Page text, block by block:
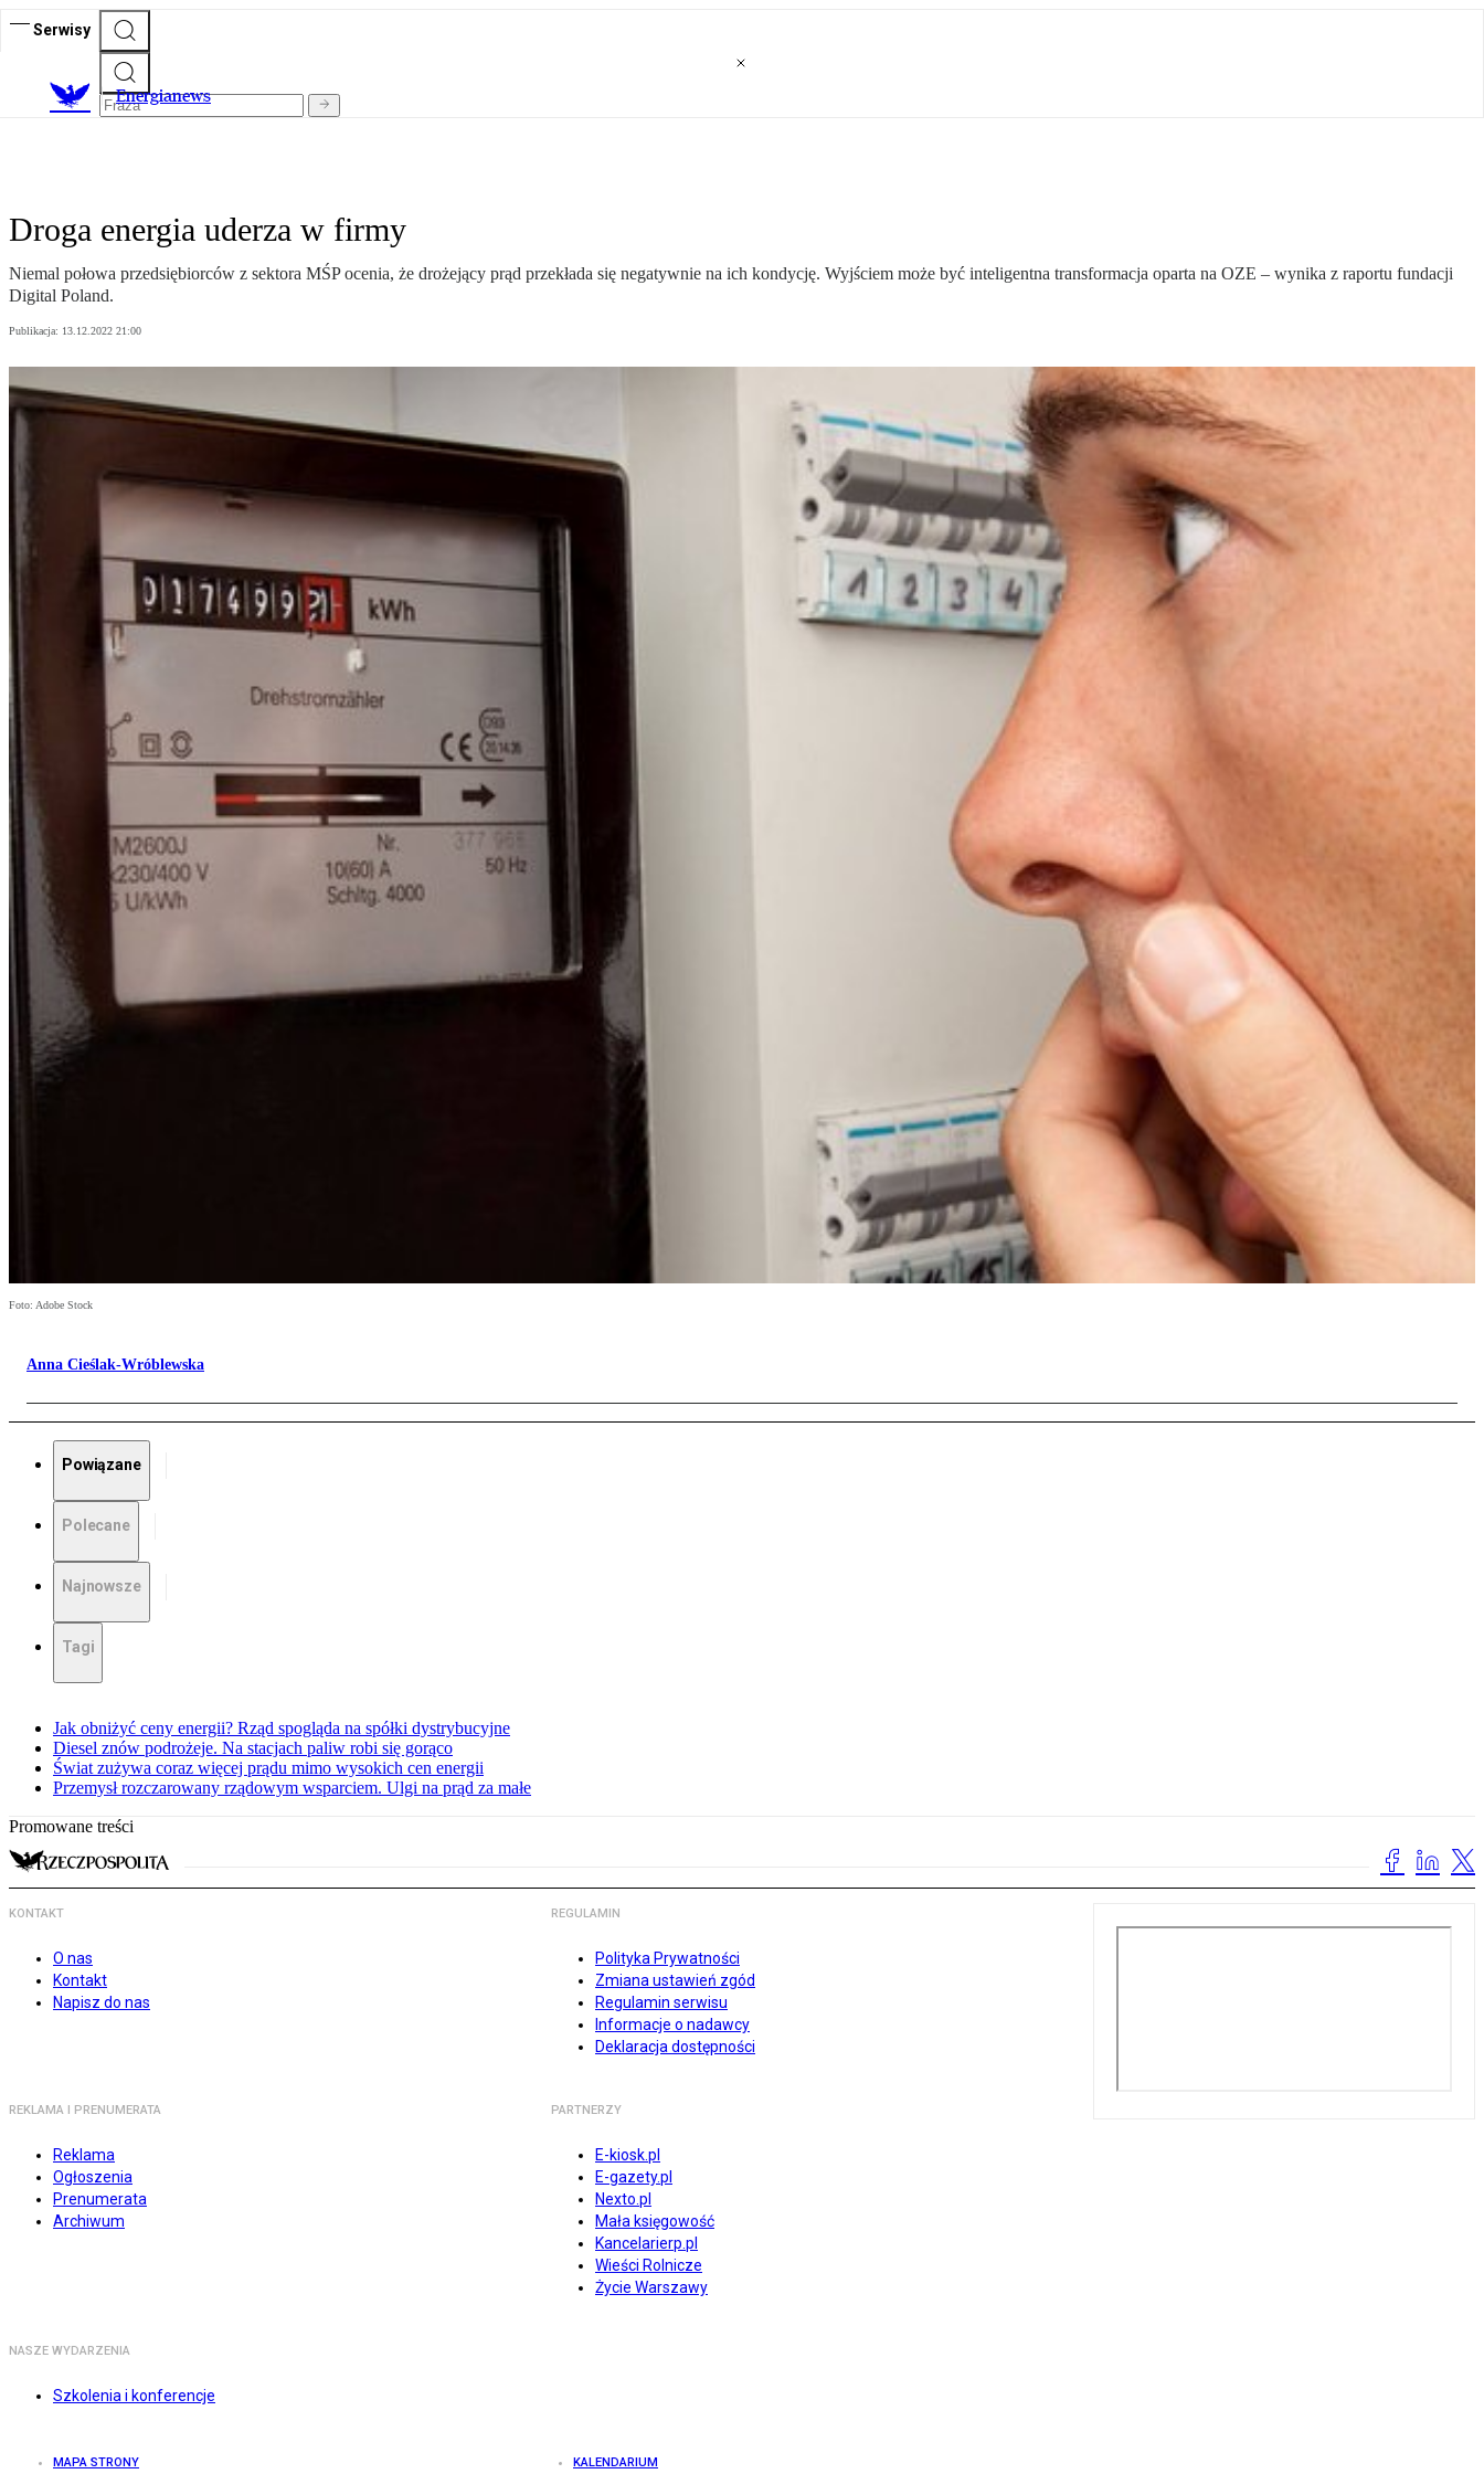
Serwisy
Energianews
Droga energia uderza w firmy
Niemal połowa przedsiębiorców z sektora MŚP ocenia, że drożejący prąd przekłada się negatywnie na ich kondycję. Wyjściem może być inteligentna transformacja oparta na OZE – wynika z raportu fundacji
Digital Poland.
Publikacja: 13.12.2022 21:00
Foto: Adobe Stock
Anna Cieślak-Wróblewska
Powiązane
Polecane
Najnowsze
Tagi
Jak obniżyć ceny energii? Rząd spogląda na spółki dystrybucyjne
Diesel znów podrożeje. Na stacjach paliw robi się gorąco
Świat zużywa coraz więcej prądu mimo wysokich cen energii
Przemysł rozczarowany rządowym wsparciem. Ulgi na prąd za małe
Promowane treści
KONTAKT
O nas
Kontakt
Napisz do nas
REGULAMIN
Polityka Prywatności
Zmiana ustawień zgód
Regulamin serwisu
Informacje o nadawcy
Deklaracja dostępności
REKLAMA I PRENUMERATA
Reklama
Ogłoszenia
Prenumerata
Archiwum
PARTNERZY
E-kiosk.pl
E-gazety.pl
Nexto.pl
Mała księgowość
Kancelarierp.pl
Wieści Rolnicze
Życie Warszawy
NASZE WYDARZENIA
Szkolenia i konferencje
MAPA STRONY KALENDARIUM